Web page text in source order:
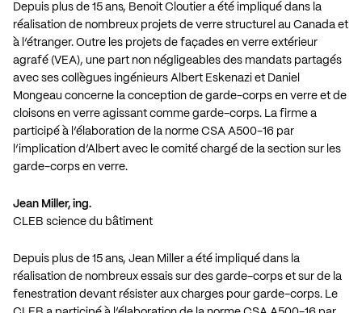
Depuis plus de 15 ans, Benoit Cloutier a été impliqué dans la
réalisation de nombreux projets de verre structurel au Canada et
à l’étranger. Outre les projets de façades en verre extérieur
agrafé (VEA), une part non négligeables des mandats partagés
avec ses collègues ingénieurs Albert Eskenazi et Daniel
Mongeau concerne la conception de garde-corps en verre et de
cloisons en verre agissant comme garde-corps. La firme a
participé à l’élaboration de la norme CSA A500-16 par
l’implication d’Albert avec le comité chargé de la section sur les
garde-corps en verre.
Jean Miller, ing.
CLEB science du bâtiment
Depuis plus de 15 ans, Jean Miller a été impliqué dans la
réalisation de nombreux essais sur des garde-corps et sur de la
fenestration devant résister aux charges pour garde-corps. Le